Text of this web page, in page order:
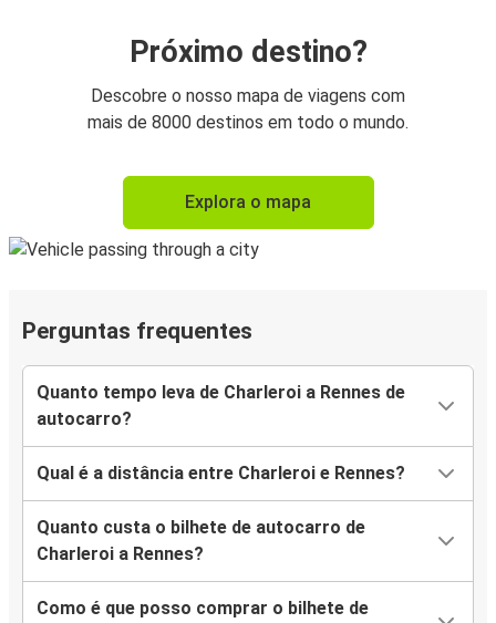
Próximo destino?
Descobre o nosso mapa de viagens com
mais de 8000 destinos em todo o mundo.
Explora o mapa
Perguntas frequentes
Quanto tempo leva de Charleroi a Rennes de
autocarro?
Qual é a distância entre Charleroi e Rennes?
Quanto custa o bilhete de autocarro de
Charleroi a Rennes?
Como é que posso comprar o bilhete de